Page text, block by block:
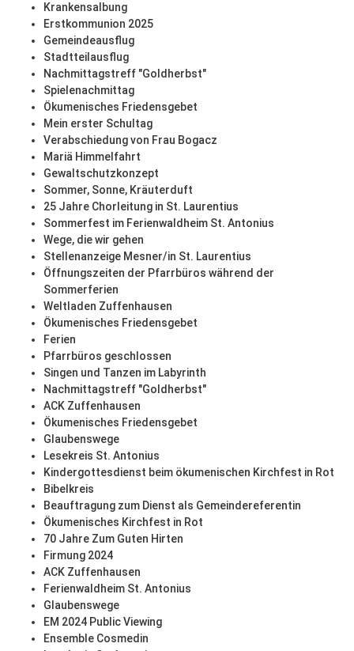
Krankensalbung
Erstkommunion 2025
Gemeindeausflug
Stadtteilausflug
Nachmittagstreff "Goldherbst"
Spielenachmittag
Ökumenisches Friedensgebet
Mein erster Schultag
Verabschiedung von Frau Bogacz
Mariä Himmelfahrt
Gewaltschutzkonzept
Sommer, Sonne, Kräuterduft
25 Jahre Chorleitung in St. Laurentius
Sommerfest im Ferienwaldheim St. Antonius
Wege, die wir gehen
Stellenanzeige Mesner/in St. Laurentius
Öffnungszeiten der Pfarrbüros während der
Sommerferien
Weltladen Zuffenhausen
Ökumenisches Friedensgebet
Ferien
Pfarrbüros geschlossen
Singen und Tanzen im Labyrinth
Nachmittagstreff "Goldherbst"
ACK Zuffenhausen
Ökumenisches Friedensgebet
Glaubenswege
Lesekreis St. Antonius
Kindergottesdienst beim ökumenischen Kirchfest in Rot
Bibelkreis
Beauftragung zum Dienst als Gemeindereferentin
Ökumenisches Kirchfest in Rot
70 Jahre Zum Guten Hirten
Firmung 2024
ACK Zuffenhausen
Ferienwaldheim St. Antonius
Glaubenswege
EM 2024 Public Viewing
Ensemble Cosmedin